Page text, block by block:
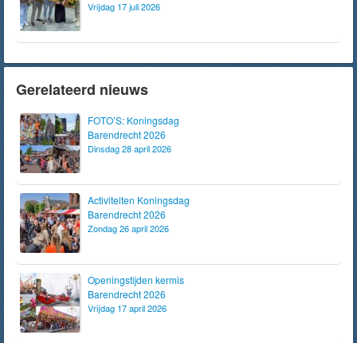
Vrijdag 17 juli 2026
Gerelateerd nieuws
FOTO’S: Koningsdag
Barendrecht 2026
Dinsdag 28 april 2026
Activiteiten Koningsdag
Barendrecht 2026
Zondag 26 april 2026
Openingstijden kermis
Barendrecht 2026
Vrijdag 17 april 2026